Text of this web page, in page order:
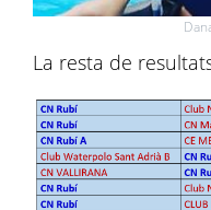
La resta de